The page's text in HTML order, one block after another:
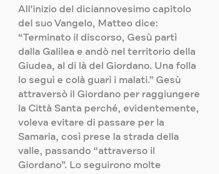
All'inizio del diciannovesimo capitolo
del suo Vangelo, Matteo dice:
“Terminato il discorso, Gesù partì
dalla Galilea e andò nel territorio della
Giudea, al di là del Giordano. Una folla
lo seguì e colà guarì i malati.” Gesù
attraversò il Giordano per raggiungere
la Città Santa perché, evidentemente,
voleva evitare di passare per la
Samaria, così prese la strada della
valle, passando “attraverso il
Giordano”. Lo seguirono molte